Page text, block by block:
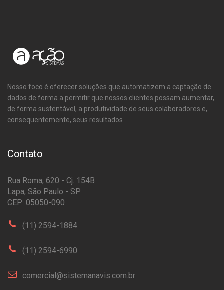
Nosso foco é oferecer soluções que automatizem a captação de
dados de forma a permitir que nossos clientes possam aumentar,
de forma sustentável, a produtividade de seus colaboradores e,
consequentemente, seus resultados
Contato
Rua Roma, 620 - Cj. 154B
Lapa, São Paulo - SP
CEP: 05050-090
(11) 2594-1884
(11) 2594-6990
comercial@sistemanavis.com.br